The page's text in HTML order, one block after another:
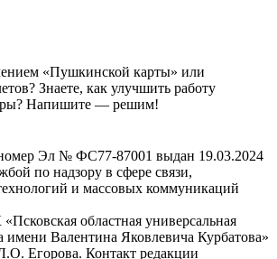
«Пушкинской карты» или
Знаете, как улучшить работу
Напишите — решим!
Эл № ФС77-87001 выдан 19.03.2024
по надзору в сфере связи,
и массовых коммуникаций
областная универсальная
имени Валентина Яковлевича Курбатова»
Егорова. Контакт редакции